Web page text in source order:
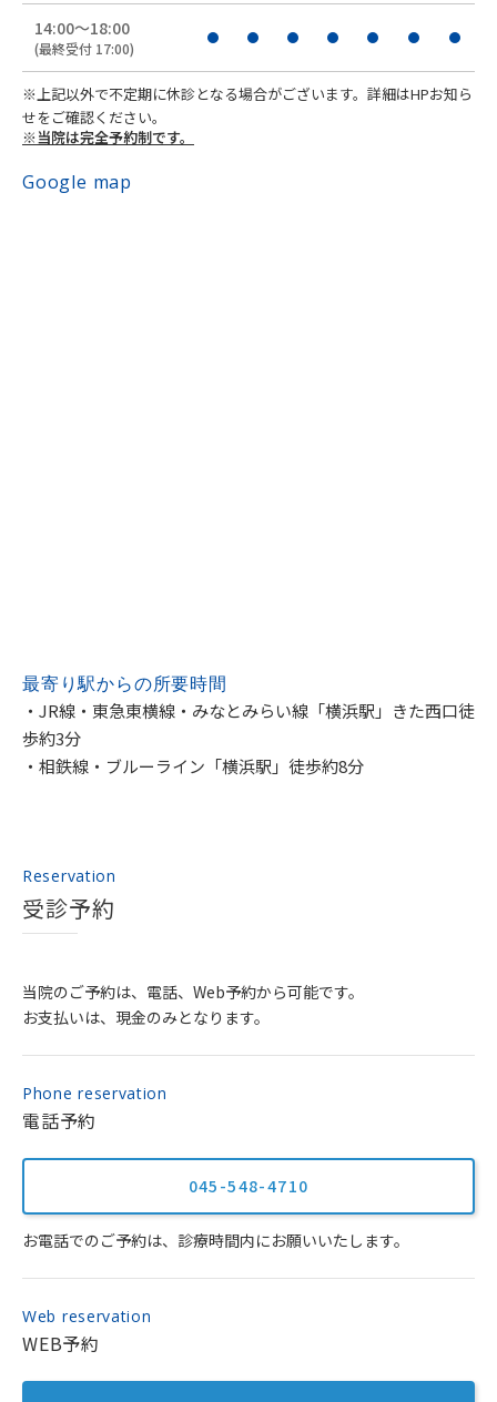
14:00〜18:00
(最終受付 17:00)
※上記以外で不定期に休診となる場合がございます。詳細はHPお知ら
せをご確認ください。
※当院は完全予約制です。
Google map
最寄り駅からの所要時間
・JR線・東急東横線・みなとみらい線「横浜駅」きた西口徒
歩約3分
・相鉄線・ブルーライン「横浜駅」徒歩約8分
Reservation
受診予約
当院のご予約は、電話、Web予約から可能です。
お支払いは、現金のみとなります。
Phone reservation
電話予約
045-548-4710
お電話でのご予約は、診療時間内にお願いいたします。
Web reservation
WEB予約